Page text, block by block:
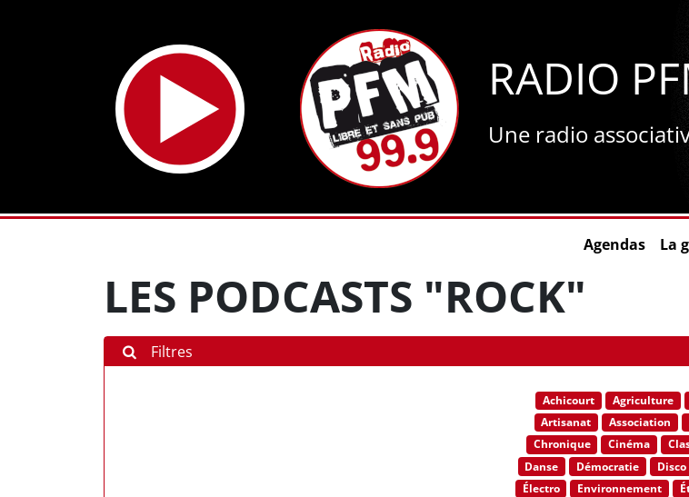
RADIO
Une radio
Agendas La
LES PODCASTS "ROCK"
Filtres
Achicourt Agriculture
Artisanat
Association
Chronique
Cinéma
Danse
Démocratie Disco
Électro
Environnement